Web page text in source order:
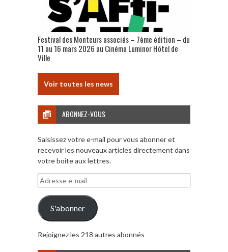
Festival des Monteurs associés – 7ème édition – du
11 au 16 mars 2026 au Cinéma Luminor Hôtel de
Ville
Voir toutes les news
ABONNEZ-VOUS
Saisissez votre e-mail pour vous abonner et
recevoir les nouveaux articles directement dans
votre boite aux lettres.
Adresse
e-
mail
S'abonner
Rejoignez les 218 autres abonnés